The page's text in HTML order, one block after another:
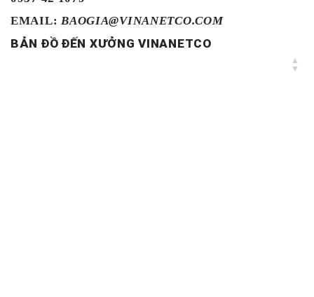
EMAIL: BAOGIA@VINANETCO.COM
BẢN ĐỒ ĐẾN XƯỞNG VINANETCO